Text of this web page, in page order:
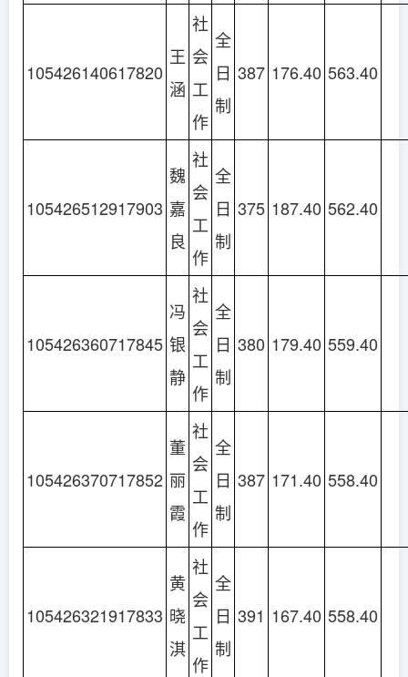
105426140617820
王
涵
社
会
工
作
全
日
制
387 176.40 563.40
105426512917903
魏
嘉
良
社
会
工
作
全
日
制
375 187.40 562.40
105426360717845
冯
银
静
社
会
工
作
全
日
制
380 179.40 559.40
105426370717852
董
丽
霞
社
会
工
作
全
日
制
387 171.40 558.40
105426321917833
黄
晓
淇
社
会
工
作
全
日
制
391 167.40 558.40